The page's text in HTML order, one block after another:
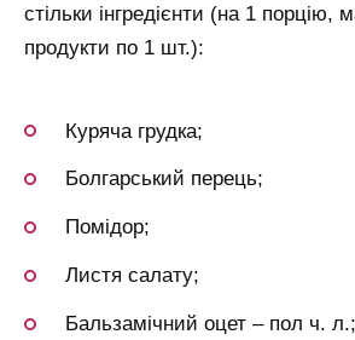
стільки інгредієнти (на 1 порцію,
продукти по 1 шт.):
Куряча грудка;
Болгарський перець;
Помідор;
Листя салату;
Бальзамічний оцет – пол ч. л.;